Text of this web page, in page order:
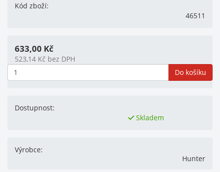
Kód zboží:
46511
633,00 Kč
523,14 Kč bez DPH
Do košíku
Dostupnost:
Skladem
Výrobce:
Hunter